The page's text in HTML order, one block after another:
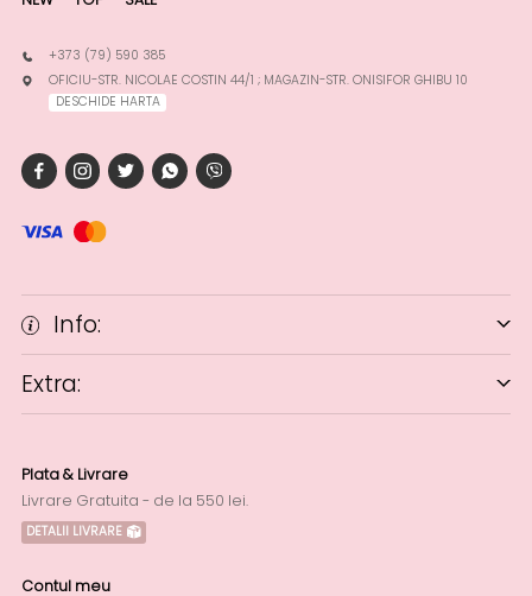
+373 (79) 590 385
OFICIU-STR. NICOLAE COSTIN 44/1 ; MAGAZIN-STR. ONISIFOR GHIBU 10
DESCHIDE HARTA
Info:
Extra:
Plata & Livrare
Livrare Gratuita - de la 550 lei.
DETALII LIVRARE
Contul meu